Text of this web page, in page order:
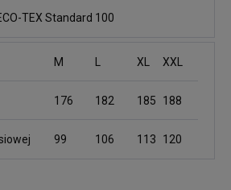
TEX Standard 100
M XL XXL
176 182 185 188
99 106 113 120